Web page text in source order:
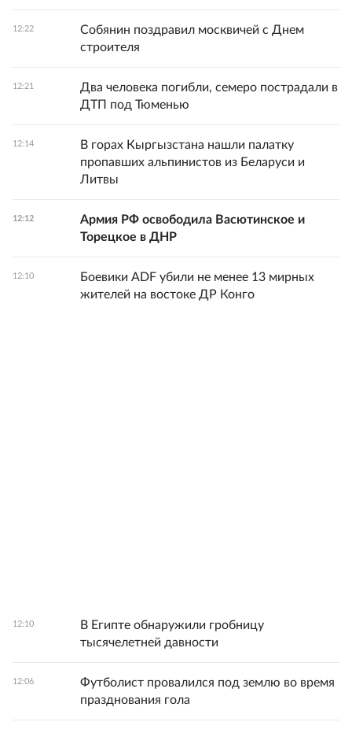
12:22
Собянин поздравил москвичей с Днем
строителя
12:21
Два человека погибли, семеро пострадали в
ДТП под Тюменью
12:14
В горах Кыргызстана нашли палатку
пропавших альпинистов из Беларуси и
Литвы
12:12
Армия РФ освободила Васютинское и
Торецкое в ДНР
12:10
Боевики ADF убили не менее 13 мирных
жителей на востоке ДР Конго
12:10
В Египте обнаружили гробницу
тысячелетней давности
12:06
Футболист провалился под землю во время
празднования гола